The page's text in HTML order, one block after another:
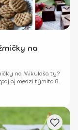
na
na Mikuláša ty?
aj medzi týmito 8